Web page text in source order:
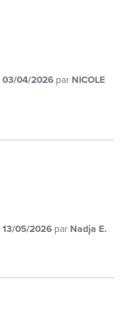
03/04/2026 parNICOLE
13/05/2026 parNadja E.